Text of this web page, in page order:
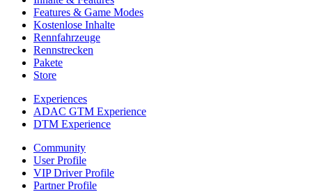
Features & Game Modes
Kostenlose Inhalte
Rennfahrzeuge
Rennstrecken
Pakete
Store
Experiences
ADAC GTM Experience
DTM Experience
Community
User Profile
VIP Driver Profile
Partner Profile